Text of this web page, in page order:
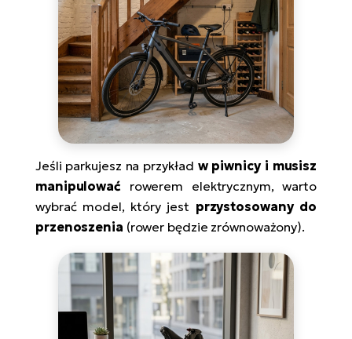
Jeśli parkujesz na przykład w piwnicy i musisz
manipulować rowerem elektrycznym, warto
wybrać model, który jest przystosowany do
przenoszenia (rower będzie zrównoważony).